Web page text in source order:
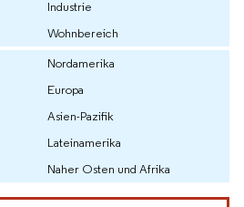
Industrie
Wohnbereich
Nordamerika
Europa
Asien-Pazifik
Lateinamerika
Naher Osten und Afrika